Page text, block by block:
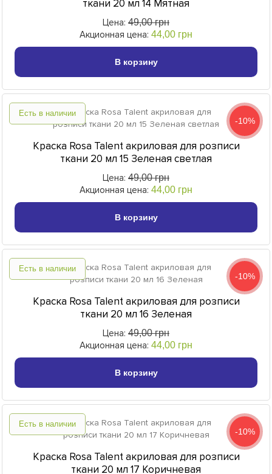
ткани 20 мл 14 Мятная
Цена: 49,00 грн
Акционная цена: 44,00 грн
В корзину
Есть в наличии
-10%
Краска Rosa Talent акриловая для розписи
ткани 20 мл 15 Зеленая светлая
Цена: 49,00 грн
Акционная цена: 44,00 грн
В корзину
Есть в наличии
-10%
Краска Rosa Talent акриловая для розписи
ткани 20 мл 16 Зеленая
Цена: 49,00 грн
Акционная цена: 44,00 грн
В корзину
Есть в наличии
-10%
Краска Rosa Talent акриловая для розписи
ткани 20 мл 17 Коричневая